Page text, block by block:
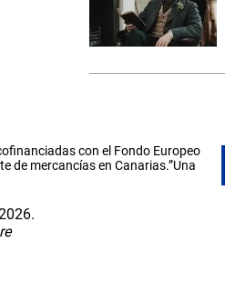
con el Fondo Europeo
de mercancías en Canarias.”Una